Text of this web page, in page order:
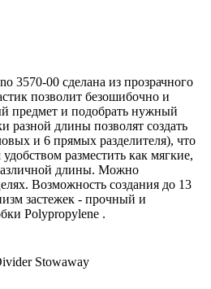
3570-00 сделана из прозрачного
позволит безошибочно и
предмет и подобрать нужный
разной длины позволят создать
и 6 прямых разделителя), что
разместить как мягкие,
длины. Можно
Возможность создания до 13
застежек - прочный и
Polypropylene .
Stowaway